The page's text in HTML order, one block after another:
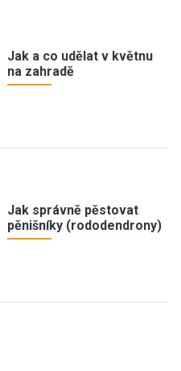
Jak a co udělat v květnu
na zahradě
Jak správně pěstovat
pěnišníky (rododendrony)